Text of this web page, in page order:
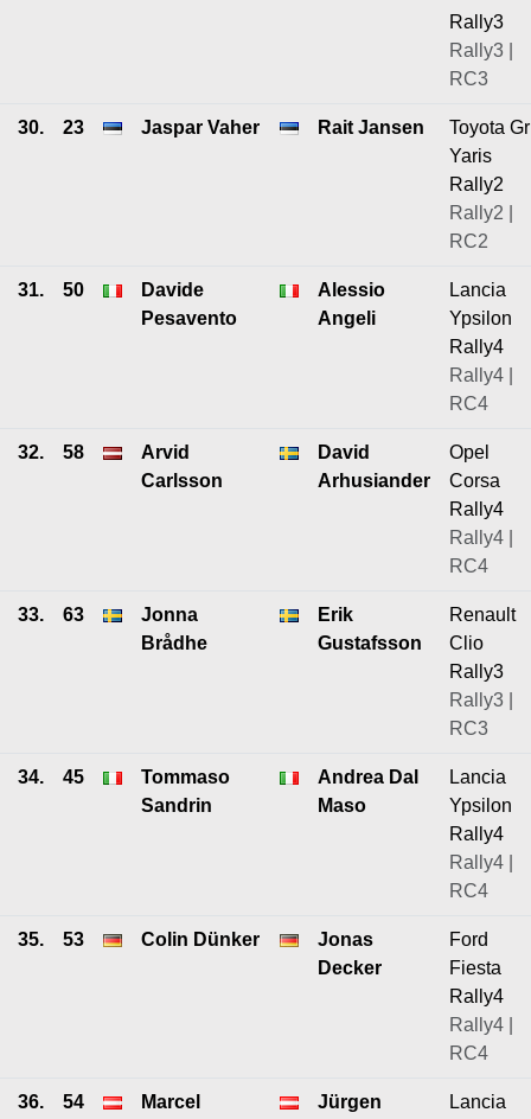
Rally3
Rally3 |
RC3
30. 23 Jaspar Vaher Rait Jansen
Toyota Gr
Yaris
Rally2
Rally2 |
RC2
31. 50
Davide
Pesavento
Alessio
Angeli
Lancia
Ypsilon
Rally4
Rally4 |
RC4
32. 58
Arvid
Carlsson
David
Arhusiander
Opel
Corsa
Rally4
Rally4 |
RC4
33. 63
Jonna
Brådhe
Erik
Gustafsson
Renault
Clio
Rally3
Rally3 |
RC3
34. 45
Tommaso
Sandrin
Andrea Dal
Maso
Lancia
Ypsilon
Rally4
Rally4 |
RC4
35. 53 Colin Dünker
Jonas
Decker
Ford
Fiesta
Rally4
Rally4 |
RC4
36. 54
Marcel
Jürgen
Lancia